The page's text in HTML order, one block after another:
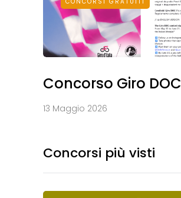
Concorso Giro DOC
13 Maggio 2026
Concorsi più visti